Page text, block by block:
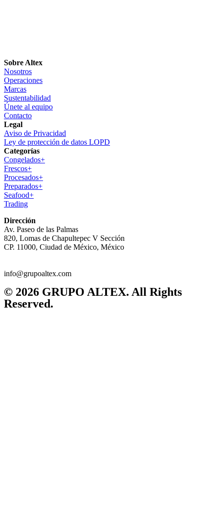
Sobre Altex
Nosotros
Operaciones
Marcas
Sustentabilidad
Únete al equipo
Contacto
Legal
Aviso de Privacidad
Ley de protección de datos LOPD
Categorías
Congelados+
Frescos+
Procesados+
Preparados+
Seafood+
Trading
Dirección
Av. Paseo de las Palmas
820, Lomas de Chapultepec V Sección
CP. 11000, Ciudad de México, México
info@grupoaltex.com
© 2026 GRUPO ALTEX. All Rights
Reserved.